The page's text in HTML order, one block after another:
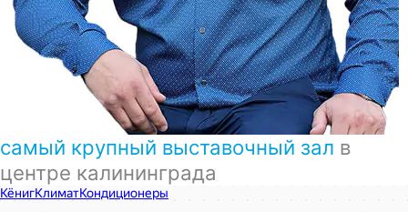
самый крупный выставочный зал в
центре калининграда
КёнигКлимат
Кондиционеры в Калининграде